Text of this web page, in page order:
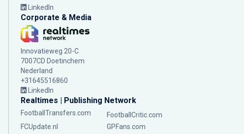
LinkedIn
Corporate & Media
Innovatieweg 20-C
7007CD Doetinchem
Nederland
+31645516860
LinkedIn
Realtimes | Publishing Network
FootballTransfers.com
FootballCritic.com
FCUpdate.nl
GPFans.com